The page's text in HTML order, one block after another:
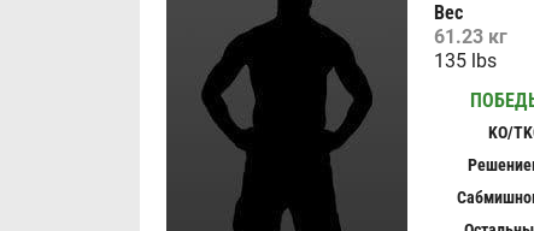
Вес
61.23 кг
135 lbs
KO/